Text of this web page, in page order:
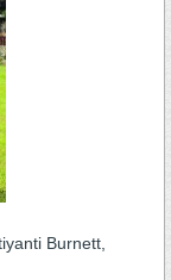
Burnett,